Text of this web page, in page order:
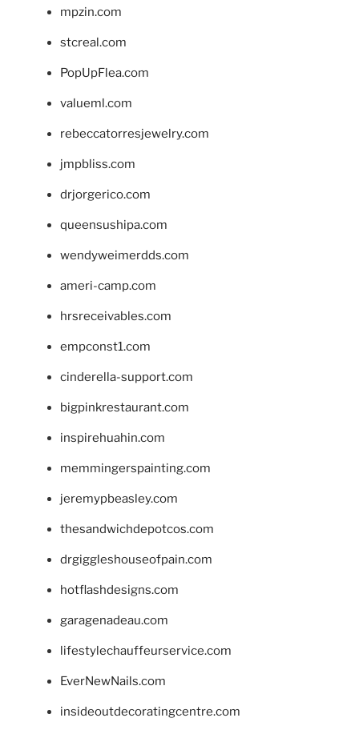
mpzin.com
stcreal.com
PopUpFlea.com
valueml.com
rebeccatorresjewelry.com
jmpbliss.com
drjorgerico.com
queensushipa.com
wendyweimerdds.com
ameri-camp.com
hrsreceivables.com
empconst1.com
cinderella-support.com
bigpinkrestaurant.com
inspirehuahin.com
memmingerspainting.com
jeremypbeasley.com
thesandwichdepotcos.com
drgiggleshouseofpain.com
hotflashdesigns.com
garagenadeau.com
lifestylechauffeurservice.com
EverNewNails.com
insideoutdecoratingcentre.com